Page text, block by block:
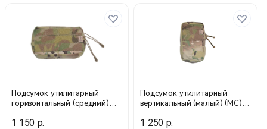
Подсумок утилитарный
горизонтальный (средний)
1 150 р.
Подсумок утилитарный
вертикальный (малый) (МС)
1 250 р.